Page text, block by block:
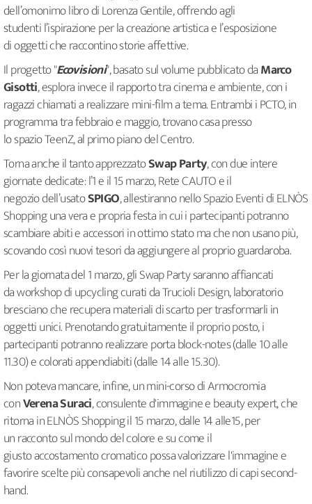
dell’omonimo libro di Lorenza Gentile, offrendo agli
studenti l’ispirazione per la creazione artistica e l’esposizione
di oggetti che raccontino storie affettive.
Il progetto "Ecovisioni", basato sul volume pubblicato daMarco
Gisotti, esplora invece il rapporto tra cinema e ambiente, con i
ragazzi chiamati a realizzare mini-film a tema. Entrambi i PCTO, in
programma tra febbraio e maggio, trovano casa presso
lo spazio TeenZ, al primo piano del Centro.
Torna anche il tanto apprezzatoSwap Party, con due intere
giornate dedicate: l’1 e il 15 marzo, Rete CAUTO e il
negozio dell’usatoSPIGO, allestiranno nello Spazio Eventi di ELNÒS
Shopping una vera e propria festa in cui i partecipanti potranno
scambiare abiti e accessori in ottimo stato ma che non usano più,
scovando così nuovi tesori da aggiungere al proprio guardaroba.
Per la giornata del 1 marzo, gli Swap Party saranno affiancati
da workshop di upcycling curati da Trucioli Design, laboratorio
bresciano che recupera materiali di scarto per trasformarli in
oggetti unici. Prenotando gratuitamente il proprio posto, i
partecipanti potranno realizzare porta block-notes (dalle 10 alle
11.30) e colorati appendiabiti (dalle 14 alle 15.30).
Non poteva mancare, infine, un mini-corso di Armocromia
conVerena Suraci, consulente d'immagine e beauty expert, che
ritorna in ELNÒS Shopping il 15 marzo, dalle 14 alle15, per
un racconto sul mondo del colore e su come il
giusto accostamento cromatico possa valorizzare l'immagine e
favorire scelte più consapevoli anche nel riutilizzo di capi second-
hand.